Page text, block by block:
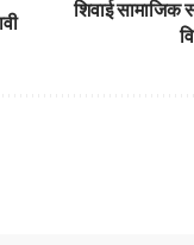
शिवाई